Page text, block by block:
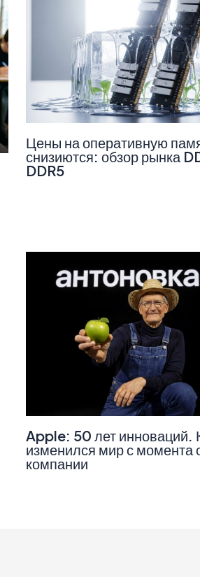
Цены на оперативную
снизиются: обзор рынка
DDR5
Apple: 50 лет инноваций.
изменился мир с момента
компании